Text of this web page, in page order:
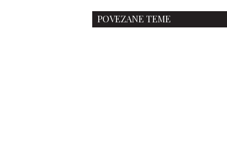
POVEZANE TEME